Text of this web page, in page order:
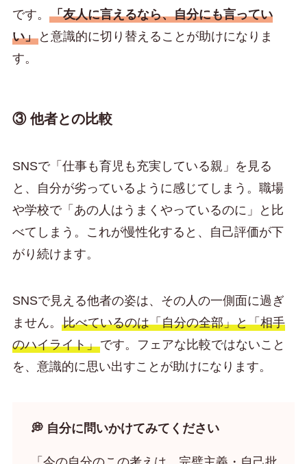
です。 「友人に言えるなら、自分にも言ってい
い」と意識的に切り替えることが助けになりま
す。
③ 他者との比較
SNSで「仕事も育児も充実している親」を見る
と、自分が劣っているように感じてしまう。職場
や学校で「あの人はうまくやっているのに」と比
べてしまう。これが慢性化すると、自己評価が下
がり続けます。
SNSで見える他者の姿は、その人の一側面に過ぎ
ません。 比べているのは「自分の全部」と「相手
のハイライト」です。フェアな比較ではないこと
を、意識的に思い出すことが助けになります。
💭 自分に問いかけてみてください